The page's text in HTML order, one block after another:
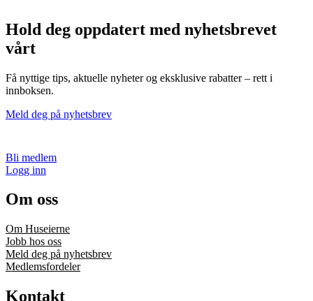
Hold deg oppdatert med nyhetsbrevet
vårt
Få nyttige tips, aktuelle nyheter og eksklusive rabatter – rett i
innboksen.
Meld deg på nyhetsbrev
Bli medlem
Logg inn
Om oss
Om Huseierne
Jobb hos oss
Meld deg på nyhetsbrev
Medlemsfordeler
Kontakt